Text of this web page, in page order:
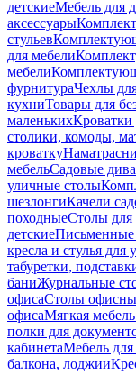
детскиеМебель для
аксессуары
стульев
для мебели
мебели
фурнитураЧехлы
кухниТовары для
маленьких
столики, комоды,
кроватку
мебельСадовые
уличные столы
шезлонгиКачели
походныеСтолы для
детскиеПисьменные
кресла и стулья для
табуретки,
баниЖурнальные
офисаСтолы
офисаМягкая
полки для
кабинетаМебель
балкона, лоджии